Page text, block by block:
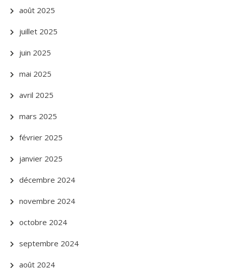
août 2025
juillet 2025
juin 2025
mai 2025
avril 2025
mars 2025
février 2025
janvier 2025
décembre 2024
novembre 2024
octobre 2024
septembre 2024
août 2024